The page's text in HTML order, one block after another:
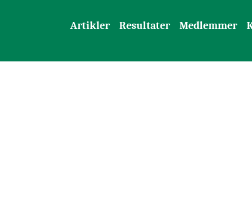
Artikler Resultater Medlemmer